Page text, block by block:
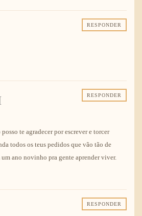
RESPONDER
RESPONDER
te agradecer por escrever e torcer
todos os teus pedidos que vão tão de
um ano novinho pra gente aprender viver.
RESPONDER